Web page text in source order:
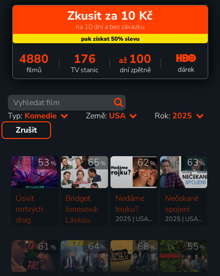
Zkusit za 10 Kč
na 10 dní a bez závazku
4880
filmů
176
TV stanic
až 100
dní zpětně dárek
Typ: Komedie Země: USA Rok: 2025
Zrušit
53%
Úsvit
mrtvých
drag
65%
Bridget
Jonesová:
Láskou
2025 | USA | Komedie, Drama, Romantický
62%
Nedáme
trojku?
2025 | USA | Komedie, Drama, Romantický
63%
Nečekané
spojení
2025 | USA | Komedie, Drama, Romantický
61 % 64% 68% 55%